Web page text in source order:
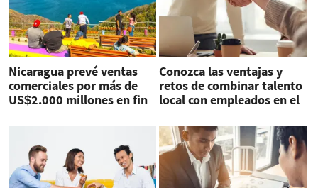
Nicaragua prevé ventas
comerciales por más de
US$2.000 millones en fin
Conozca las ventajas y
retos de combinar talento
local con empleados en el